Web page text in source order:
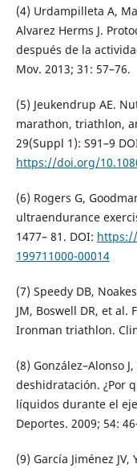
(4) Urdampilleta A,
Alvarez Herms J.
después de la
Mov. 2013; 31: 57–76.
(5) Jeukendrup AE.
marathon, triathlon,
29(Suppl 1): S91–9
https://doi.org/
(6) Rogers G,
ultraendurance
1477– 81. DOI:
199711000-00014
(7) Speedy DB,
JM, Boswell DR, et
Ironman triathlon.
(8) González–Alonso
deshidratación. ¿Por
líquidos durante el
Deportes. 2009; 54:
(9) García Jiménez JV,